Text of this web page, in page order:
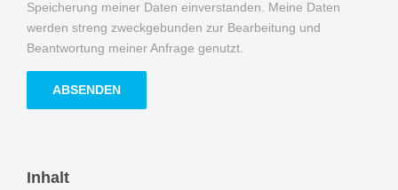
Speicherung meiner Daten einverstanden. Meine Daten
werden streng zweckgebunden zur Bearbeitung und
Beantwortung meiner Anfrage genutzt.
Inhalt